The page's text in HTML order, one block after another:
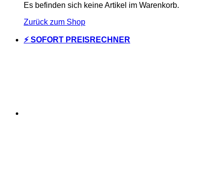
Es befinden sich keine Artikel im Warenkorb.
Zurück zum Shop
⚡ SOFORT PREISRECHNER